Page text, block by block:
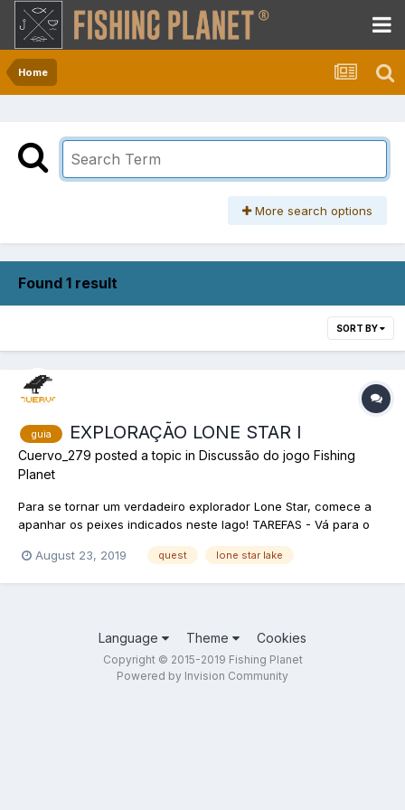
Home
More search options
Found 1 result
SORT BY
guia EXPLORAÇÃO LONE STAR I
Cuervo_279 posted a topic in Discussão do jogo Fishing
Planet
Para se tornar um verdadeiro explorador Lone Star, comece a
apanhar os peixes indicados neste lago! TAREFAS - Vá para o
os seguintes peixes eu utilizei a seguinte configuração:
August 23, 2019 quest lone star lake
Language Theme Cookies
Copyright © 2015-2019 Fishing Planet
Powered by Invision Community